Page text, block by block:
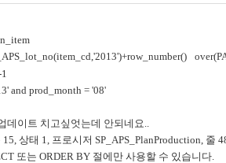
row_number()
and prod_month = '08'
데이트 치고싶엇는데 안되네요..
상태 1, 프로시저 SP_APS_PlanProduction, 줄
또는 ORDER BY 절에만 사용할 수 있습니다.